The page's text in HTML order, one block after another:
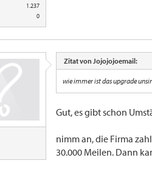
1.237
0
Zitat von Jojojojoemail:
wie immer ist das upgrade
Gut, es gibt schon
nimm an, die Firma
30.000 Meilen. Dann